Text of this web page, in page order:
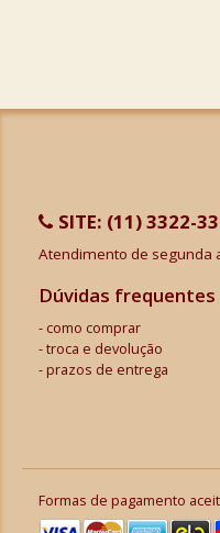
SITE: (11) 3322-
Atendimento de segunda
Dúvidas frequentes
como comprar
troca e devolução
prazos de entrega
Formas de pagamento